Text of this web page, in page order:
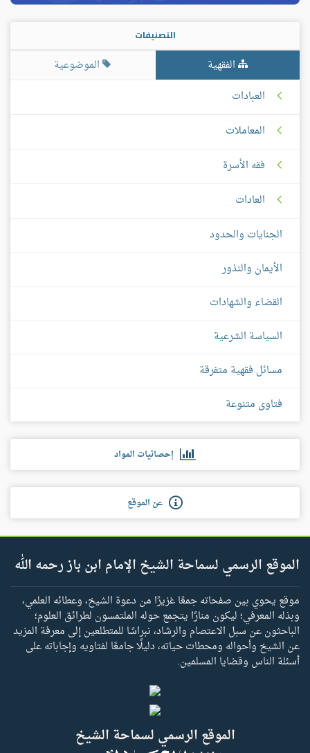
التصنيفات
الفقهية
الموضوعية
العبادات
المعاملات
فقه الأسرة
العادات
الجنايات والحدود
الأيمان والنذور
القضاء والشهادات
السياسة الشرعية
مسائل فقهية متفرقة
فتاوى متنوعة
إحصائيات المواد
عن الموقع
الموقع الرسمي لسماحة الشيخ الإمام ابن باز رحمه الله
موقع يحوي بين صفحاته جمعًا غزيرًا من دعوة الشيخ، وعطائه العلمي،
وبذله المعرفي؛ ليكون منارًا يتجمع حوله الملتمسون لطرائق العلوم؛
الباحثون عن سبل الاعتصام والرشاد، نبراسًا للمتطلعين إلى معرفة المزيد
عن الشيخ وأحواله ومحطات حياته، دليلًا جامعًا لفتاويه وإجاباته على
أسئلة الناس وقضايا المسلمين.
الموقع الرسمي لسماحة الشيخ